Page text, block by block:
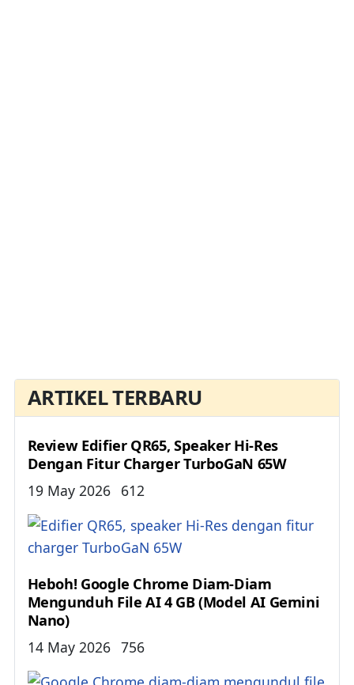
ARTIKEL TERBARU
Review Edifier QR65, Speaker Hi-Res
Dengan Fitur Charger TurboGaN 65W
Details
19 May 2026 612
Heboh! Google Chrome Diam-Diam
Mengunduh File AI 4 GB (Model AI Gemini
Nano)
Details
14 May 2026 756